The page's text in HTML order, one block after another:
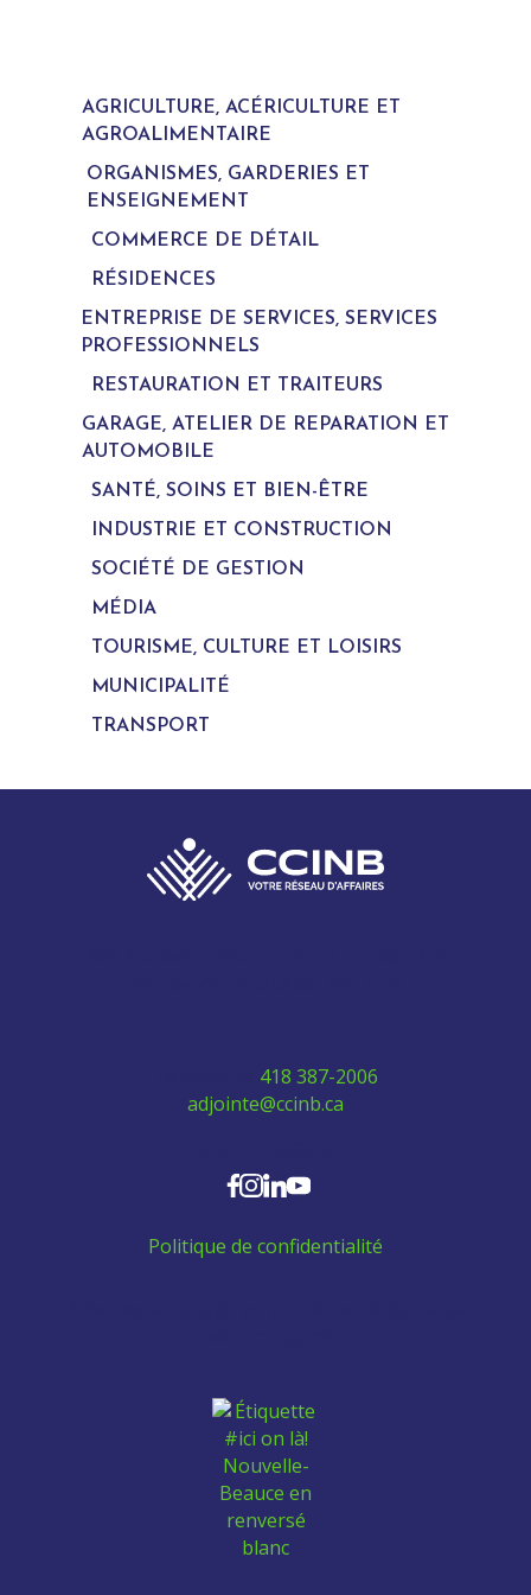
AGRICULTURE, ACÉRICULTURE ET
AGROALIMENTAIRE
ORGANISMES, GARDERIES ET
ENSEIGNEMENT
COMMERCE DE DÉTAIL
RÉSIDENCES
ENTREPRISE DE SERVICES, SERVICES
PROFESSIONNELS
RESTAURATION ET TRAITEURS
GARAGE, ATELIER DE REPARATION ET
AUTOMOBILE
SANTÉ, SOINS ET BIEN-ÊTRE
INDUSTRIE ET CONSTRUCTION
SOCIÉTÉ DE GESTION
MÉDIA
TOURISME, CULTURE ET LOISIRS
MUNICIPALITÉ
TRANSPORT
418 387-2006
adjointe@ccinb.ca
Politique de confidentialité